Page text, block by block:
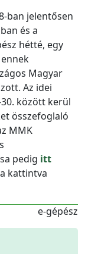
ban jelentősen
és a
hétté, egy
Magyar
Az idei
között kerül
összefoglaló
MMK
pedig itt
kattintva
e-gépész